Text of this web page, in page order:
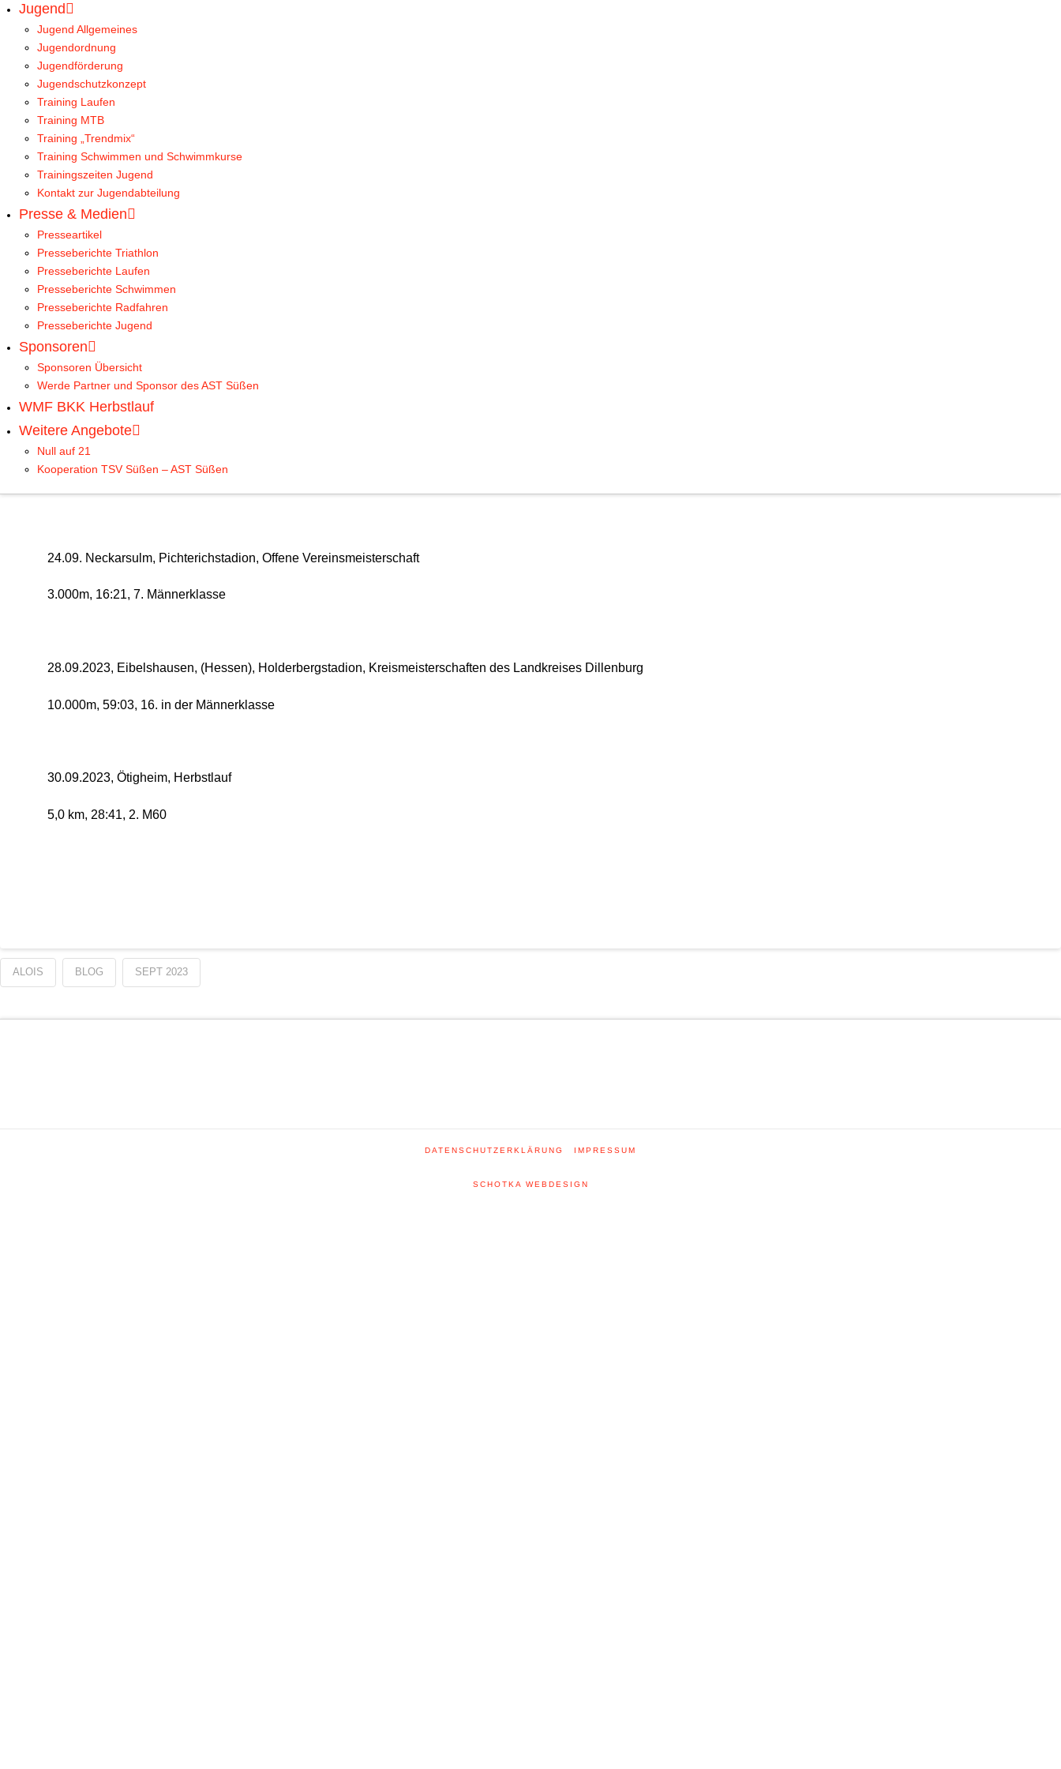
Jugend
Jugend Allgemeines
Jugendordnung
Jugendförderung
Jugendschutzkonzept
Training Laufen
Training MTB
Training „Trendmix“
Training Schwimmen und Schwimmkurse
Trainingszeiten Jugend
Kontakt zur Jugendabteilung
Presse & Medien
Presseartikel
Presseberichte Triathlon
Presseberichte Laufen
Presseberichte Schwimmen
Presseberichte Radfahren
Presseberichte Jugend
Sponsoren
Sponsoren Übersicht
Werde Partner und Sponsor des AST Süßen
WMF BKK Herbstlauf
Weitere Angebote
Null auf 21
Kooperation TSV Süßen – AST Süßen
06.09. Pfungstadt, (Hessen), Nationales Abendsportfest
1000 m, 5:11,13, 1. M60
07.09. Saarlouis-Fraulautern, (Saarland), Abendsportfest
1000 m, 5:07,38, 4. Männerklasse
10.09. Bad Liebenzell, Deutsche Meisterschaften Straßenlauf
10,0 km, 1:06:13, 27. M60
16.09. Fellbach, City-Run
7,5 km, 48:07, 3. M60
23.09. Bad Wildbad, Baden-Württembergische Meisterschaften Straßenlauf
24.09. Neckarsulm, Pichterichstadion, Offene Vereinsmeisterschaft
3.000m, 16:21, 7. Männerklasse
28.09.2023, Eibelshausen, (Hessen), Holderbergstadion, Kreismeisterschaften des Landkreises Dillenburg
10.000m, 59:03, 16. in der Männerklasse
30.09.2023, Ötigheim, Herbstlauf
5,0 km, 28:41, 2. M60
ALOIS BLOG SEPT 2023
DATENSCHUTZERKLÄRUNG IMPRESSUM
SCHOTKA WEBDESIGN